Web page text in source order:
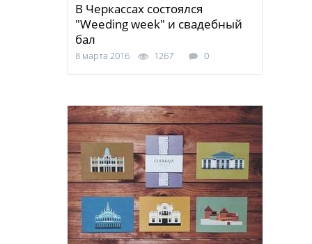
В Черкассах состоялся
"Weeding week" и свадебный
бал
8 марта 2016 1267 0